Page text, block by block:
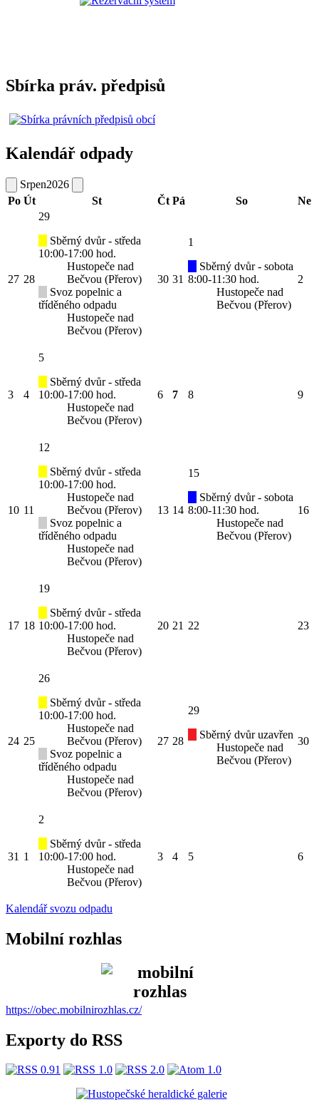
Sbírka práv. předpisů
Kalendář odpady
Srpen2026
Po Út St Čt Pá So Ne
27 28
29
Sběrný dvůr - středa
10:00-17:00 hod.
Hustopeče nad
Bečvou (Přerov)
Svoz popelnic a
tříděného odpadu
Hustopeče nad
Bečvou (Přerov)
30 31
1
Sběrný dvůr - sobota
8:00-11:30 hod.
Hustopeče nad
Bečvou (Přerov)
2
3 4
5
Sběrný dvůr - středa
10:00-17:00 hod.
Hustopeče nad
Bečvou (Přerov)
6 7 8 9
10 11
12
Sběrný dvůr - středa
10:00-17:00 hod.
Hustopeče nad
Bečvou (Přerov)
Svoz popelnic a
tříděného odpadu
Hustopeče nad
Bečvou (Přerov)
13 14
15
Sběrný dvůr - sobota
8:00-11:30 hod.
Hustopeče nad
Bečvou (Přerov)
16
17 18
19
Sběrný dvůr - středa
10:00-17:00 hod.
Hustopeče nad
Bečvou (Přerov)
20 21 22 23
24 25
26
Sběrný dvůr - středa
10:00-17:00 hod.
Hustopeče nad
Bečvou (Přerov)
Svoz popelnic a
tříděného odpadu
Hustopeče nad
Bečvou (Přerov)
27 28
29
Sběrný dvůr uzavřen
Hustopeče nad
Bečvou (Přerov)
30
31 1
2
Sběrný dvůr - středa
10:00-17:00 hod.
Hustopeče nad
Bečvou (Přerov)
3 4 5 6
Kalendář svozu odpadu
Mobilní rozhlas
https://obec.mobilnirozhlas.cz/
Exporty do RSS